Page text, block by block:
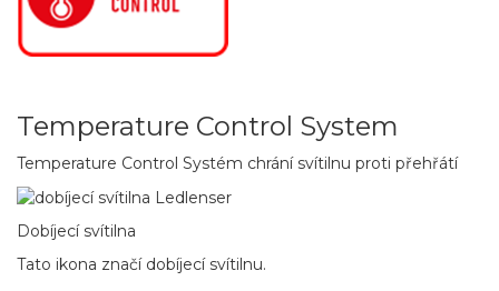
Temperature Control System
Temperature Control Systém chrání svítilnu proti přehřátí
Dobíjecí svítilna
Tato ikona značí dobíjecí svítilnu.